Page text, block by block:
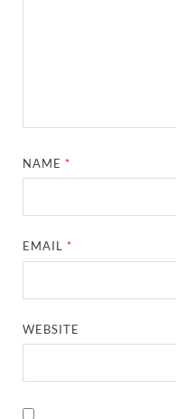
NAME*
EMAIL*
WEBSITE